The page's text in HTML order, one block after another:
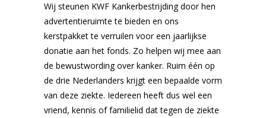
Wij steunen KWF Kankerbestrijding door hen
advertentieruimte te bieden en ons
kerstpakket te verruilen voor een jaarlijkse
donatie aan het fonds. Zo helpen wij mee aan
de bewustwording over kanker. Ruim één op
de drie Nederlanders krijgt een bepaalde vorm
van deze ziekte. Iedereen heeft dus wel een
vriend, kennis of familielid dat tegen de ziekte